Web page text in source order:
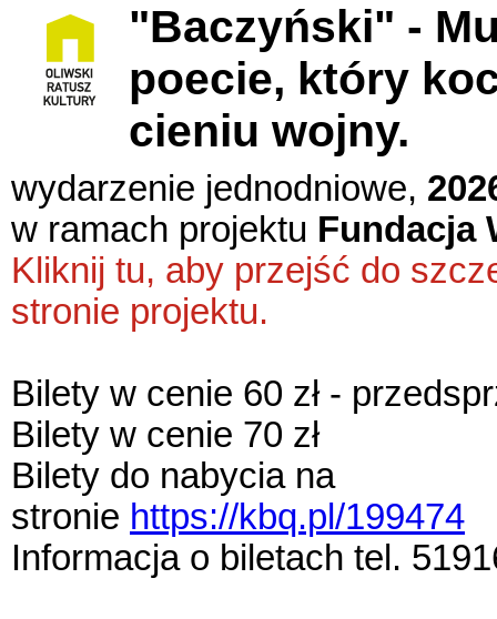
"Baczyński" -
poecie, który
cieniu wojny.
wydarzenie jednodniowe,
w ramach projektu Fundacja
Kliknij tu, aby przejść do
stronie projektu.
Bilety w cenie 60 zł -
Bilety w cenie 70 zł
Bilety do nabycia na
stronie https://kbq.pl/199474
Informacja o biletach tel.